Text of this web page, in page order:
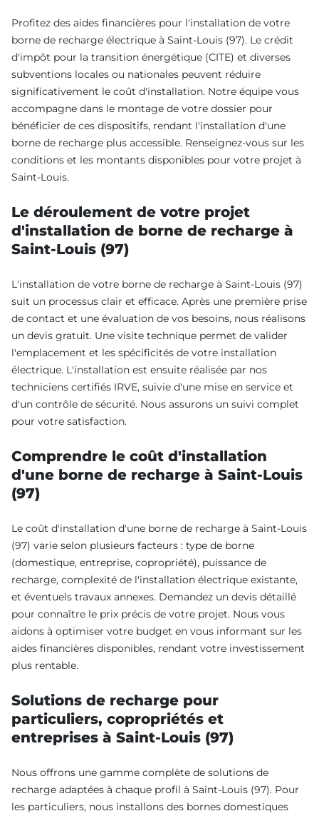
Profitez des aides financières pour l'installation de votre
borne de recharge électrique à Saint-Louis (97). Le crédit
d'impôt pour la transition énergétique (CITE) et diverses
subventions locales ou nationales peuvent réduire
significativement le coût d'installation. Notre équipe vous
accompagne dans le montage de votre dossier pour
bénéficier de ces dispositifs, rendant l'installation d'une
borne de recharge plus accessible. Renseignez-vous sur les
conditions et les montants disponibles pour votre projet à
Saint-Louis.
Le déroulement de votre projet
d'installation de borne de recharge à
Saint-Louis (97)
L'installation de votre borne de recharge à Saint-Louis (97)
suit un processus clair et efficace. Après une première prise
de contact et une évaluation de vos besoins, nous réalisons
un devis gratuit. Une visite technique permet de valider
l'emplacement et les spécificités de votre installation
électrique. L'installation est ensuite réalisée par nos
techniciens certifiés IRVE, suivie d'une mise en service et
d'un contrôle de sécurité. Nous assurons un suivi complet
pour votre satisfaction.
Comprendre le coût d'installation
d'une borne de recharge à Saint-Louis
(97)
Le coût d'installation d'une borne de recharge à Saint-Louis
(97) varie selon plusieurs facteurs : type de borne
(domestique, entreprise, copropriété), puissance de
recharge, complexité de l'installation électrique existante,
et éventuels travaux annexes. Demandez un devis détaillé
pour connaître le prix précis de votre projet. Nous vous
aidons à optimiser votre budget en vous informant sur les
aides financières disponibles, rendant votre investissement
plus rentable.
Solutions de recharge pour
particuliers, copropriétés et
entreprises à Saint-Louis (97)
Nous offrons une gamme complète de solutions de
recharge adaptées à chaque profil à Saint-Louis (97). Pour
les particuliers, nous installons des bornes domestiques